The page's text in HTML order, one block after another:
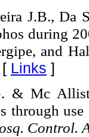
J.B.,
during
and
Links ]
& Mc
through
Control.